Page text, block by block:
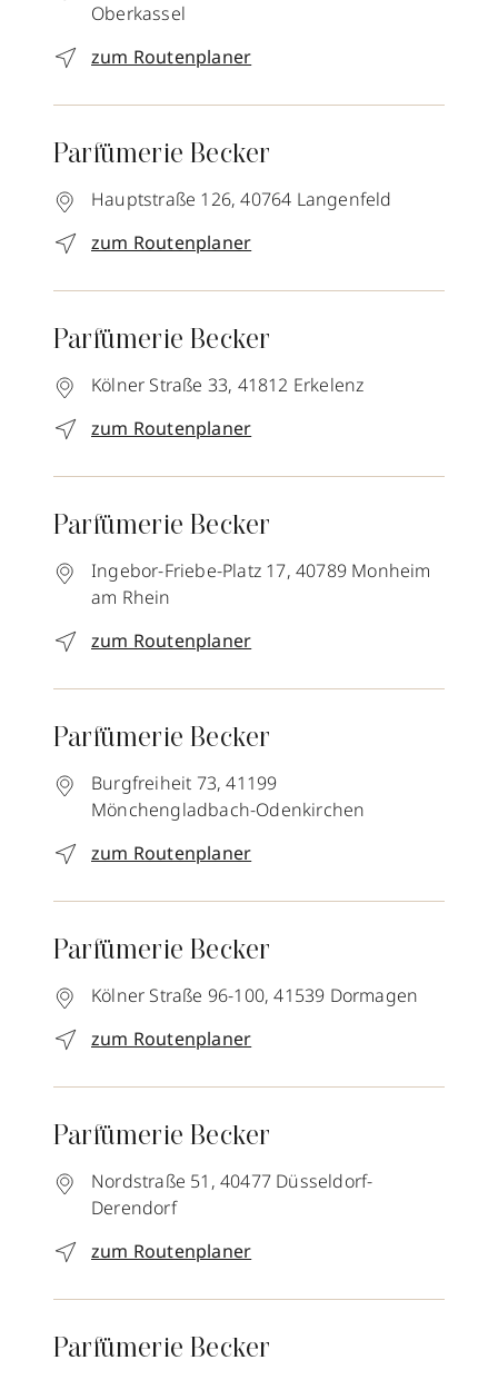
Oberkassel
zum Routenplaner
Parfümerie Becker
Hauptstraße 126, 40764 Langenfeld
zum Routenplaner
Parfümerie Becker
Kölner Straße 33, 41812 Erkelenz
zum Routenplaner
Parfümerie Becker
Ingebor-Friebe-Platz 17, 40789 Monheim
am Rhein
zum Routenplaner
Parfümerie Becker
Burgfreiheit 73, 41199
Mönchengladbach-Odenkirchen
zum Routenplaner
Parfümerie Becker
Kölner Straße 96-100, 41539 Dormagen
zum Routenplaner
Parfümerie Becker
Nordstraße 51, 40477 Düsseldorf-
Derendorf
zum Routenplaner
Parfümerie Becker